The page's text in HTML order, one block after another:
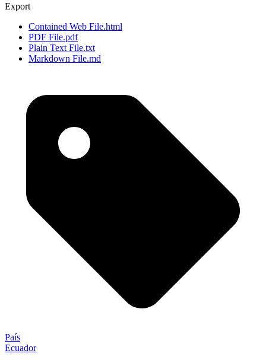
Export
Contained Web File.html
PDF File.pdf
Plain Text File.txt
Markdown File.md
País
Ecuador